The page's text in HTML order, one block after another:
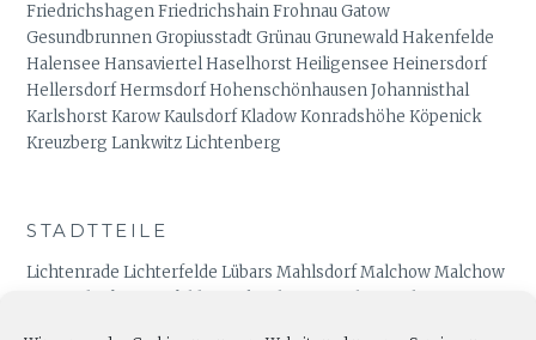
Friedrichshagen Friedrichshain Frohnau Gatow
Gesundbrunnen Gropiusstadt Grünau Grunewald Hakenfelde
Halensee Hansaviertel Haselhorst Heiligensee Heinersdorf
Hellersdorf Hermsdorf Hohenschönhausen Johannisthal
Karlshorst Karow Kaulsdorf Kladow Konradshöhe Köpenick
Kreuzberg Lankwitz Lichtenberg
STADTTEILE
Lichtenrade Lichterfelde Lübars Mahlsdorf Malchow Malchow